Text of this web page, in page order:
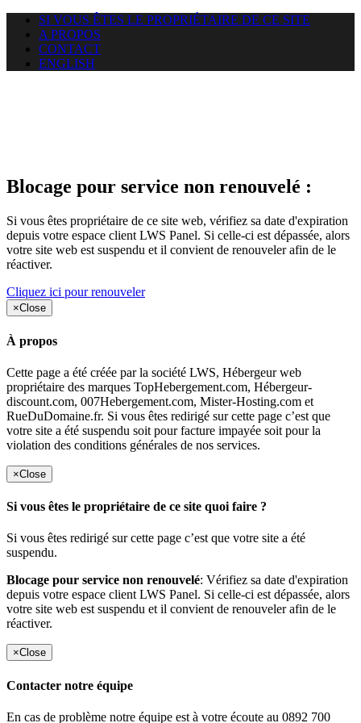
SI VOUS ÊTES LE PROPRIÉTAIRE DE CE SITE
A PROPOS
CONTACT
ENGLISH
Blocage pour service non renouvelé :
Si vous êtes propriétaire de ce site web, vérifiez sa date d'expiration
depuis votre espace client LWS Panel. Si celle-ci est dépassée, alors
votre site web est suspendu et il convient de renouveler afin de le
réactiver.
Cliquez ici pour renouveler
×Close
À propos
Cette page a été créée par la société LWS, Hébergeur web
propriétaire des marques TopHebergement.com, Hébergeur-
discount.com, 007Hebergement.com, Mister-Hosting.com et
RueDuDomaine.fr. Si vous êtes redirigé sur cette page c’est que
votre site a été suspendu soit pour facture impayée soit pour la
violation des conditions générales de nos services.
×Close
Si vous êtes le propriétaire de ce site quoi faire ?
Si vous êtes redirigé sur cette page c’est que votre site a été
suspendu.
Blocage pour service non renouvelé: Vérifiez sa date d'expiration
depuis votre espace client LWS Panel. Si celle-ci est dépassée, alors
votre site web est suspendu et il convient de renouveler afin de le
réactiver.
×Close
Contacter notre équipe
En cas de problème notre équipe est à votre écoute au 0892 700